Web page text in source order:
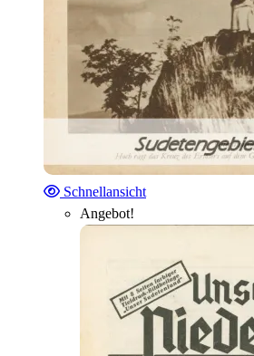
Schnellansicht
Angebot!